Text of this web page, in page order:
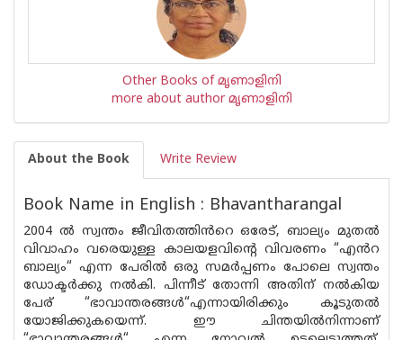
Other Books of മൃണാളിനി
more about author മൃണാളിനി
About the Book Write Review
Book Name in English : Bhavantharangal
2004 ൽ സ്വന്തം ജീവിതത്തിൻറെ ഒരേട്, ബാല്യം മുതൽ
വിവാഹം വരെയുള്ള കാലയളവിൻ്റെ വിവരണം “എൻറ
ബാല്യം“ എന്ന പേരിൽ ഒരു സമർപ്പണം പോലെ സ്വന്തം
ഡോക്ടർക്കു നൽകി. പിന്നീട് തോന്നി അതിന് നൽകിയ
പേര് “ഭാവാന്തരങ്ങൾ“എന്നായിരിക്കും കൂടുതൽ
യോജിക്കുകയെന്ന്. ഈ ചിന്തയിൽനിന്നാണ്